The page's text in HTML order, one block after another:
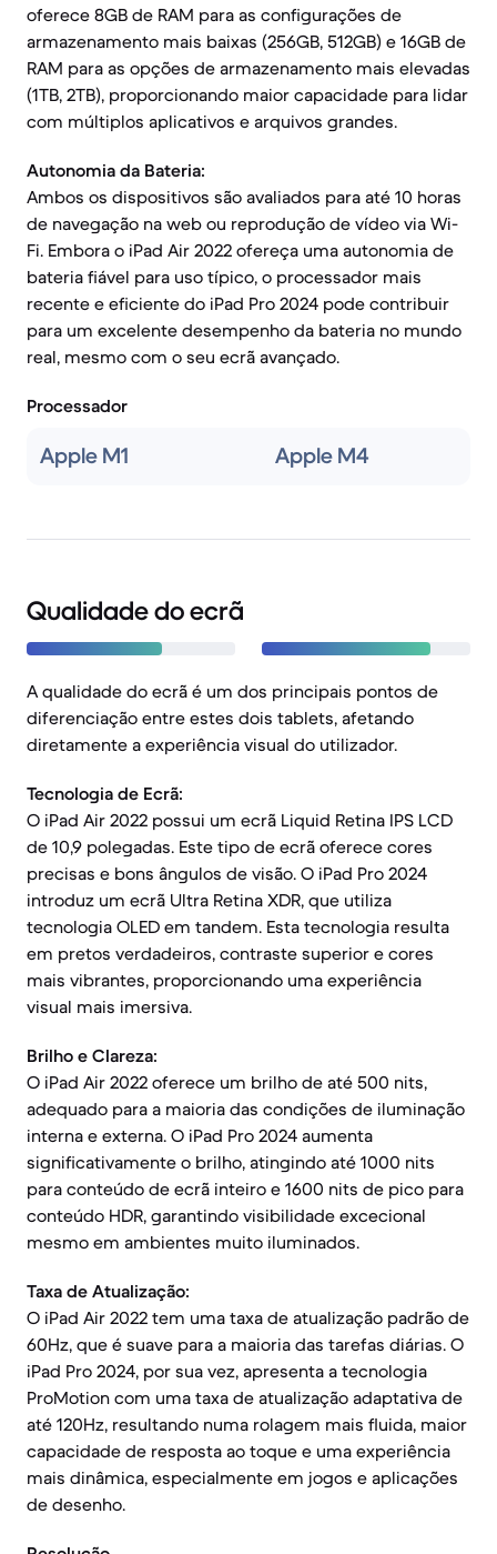
oferece 8GB de RAM para as configurações de
armazenamento mais baixas (256GB, 512GB) e 16GB de
RAM para as opções de armazenamento mais elevadas
(1TB, 2TB), proporcionando maior capacidade para lidar
com múltiplos aplicativos e arquivos grandes.
Autonomia da Bateria:
Ambos os dispositivos são avaliados para até 10 horas
de navegação na web ou reprodução de vídeo via Wi-
Fi. Embora o iPad Air 2022 ofereça uma autonomia de
bateria fiável para uso típico, o processador mais
recente e eficiente do iPad Pro 2024 pode contribuir
para um excelente desempenho da bateria no mundo
real, mesmo com o seu ecrã avançado.
Processador
Apple M1 Apple M4
Qualidade do ecrã
A qualidade do ecrã é um dos principais pontos de
diferenciação entre estes dois tablets, afetando
diretamente a experiência visual do utilizador.
Tecnologia de Ecrã:
O iPad Air 2022 possui um ecrã Liquid Retina IPS LCD
de 10,9 polegadas. Este tipo de ecrã oferece cores
precisas e bons ângulos de visão. O iPad Pro 2024
introduz um ecrã Ultra Retina XDR, que utiliza
tecnologia OLED em tandem. Esta tecnologia resulta
em pretos verdadeiros, contraste superior e cores
mais vibrantes, proporcionando uma experiência
visual mais imersiva.
Brilho e Clareza:
O iPad Air 2022 oferece um brilho de até 500 nits,
adequado para a maioria das condições de iluminação
interna e externa. O iPad Pro 2024 aumenta
significativamente o brilho, atingindo até 1000 nits
para conteúdo de ecrã inteiro e 1600 nits de pico para
conteúdo HDR, garantindo visibilidade excecional
mesmo em ambientes muito iluminados.
Taxa de Atualização:
O iPad Air 2022 tem uma taxa de atualização padrão de
60Hz, que é suave para a maioria das tarefas diárias. O
iPad Pro 2024, por sua vez, apresenta a tecnologia
ProMotion com uma taxa de atualização adaptativa de
até 120Hz, resultando numa rolagem mais fluida, maior
capacidade de resposta ao toque e uma experiência
mais dinâmica, especialmente em jogos e aplicações
de desenho.